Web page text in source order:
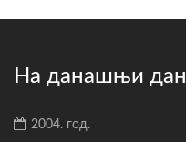
На данашњи дан
2004. год.